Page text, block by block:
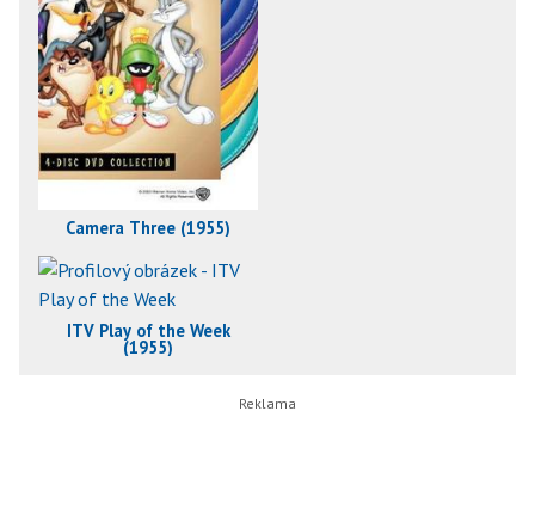
Camera Three (1955)
ITV Play of the Week
(1955)